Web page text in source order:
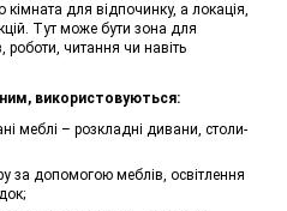
кімната для відпочинку, а локація,
Тут може бути зона для
роботи, читання чи навіть
використовуються:
меблі – розкладні дивани, столи-
за допомогою меблів, освітлення